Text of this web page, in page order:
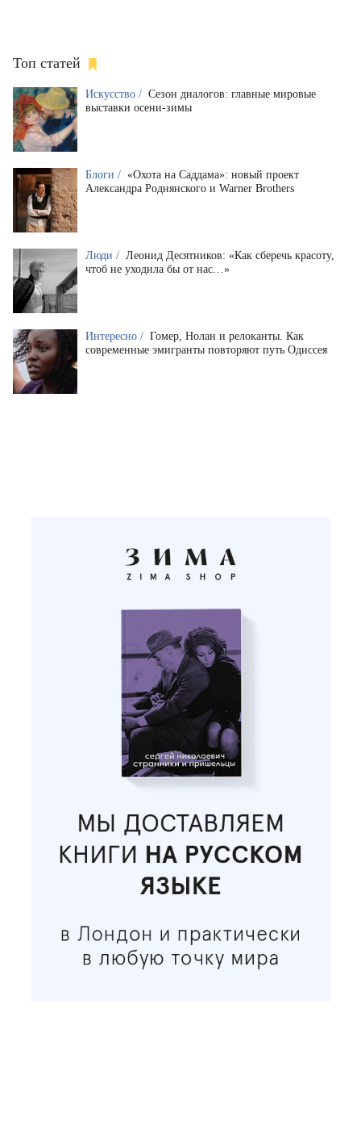
Топ статей
Искусство / Сезон диалогов: главные мировые
выставки осени-зимы
Блоги / «Охота на Саддама»: новый проект
Александра Роднянского и Warner Brothers
Люди / Леонид Десятников: «Как сберечь красоту,
чтоб не уходила бы от нас…»
Интересно / Гомер, Нолан и релоканты. Как
современные эмигранты повторяют путь Одиссея